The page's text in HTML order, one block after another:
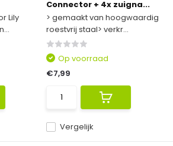
Lily
Connector + 4x zuigna...
> gemaakt van hoogwaardig
roestvrij staal> verkr...
Vergelijk
Op voorraad
€7,99